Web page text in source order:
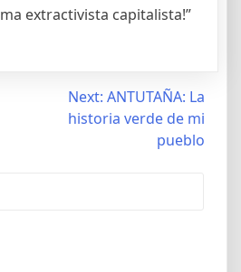
extractivista capitalista!”
Next: ANTUTAÑA: La
historia verde de mi
pueblo